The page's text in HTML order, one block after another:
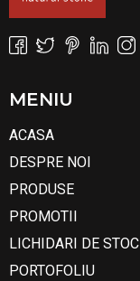
MENIU
ACASA
DESPRE NOI
PRODUSE
PROMOTII
LICHIDARI DE STOC
PORTOFOLIU